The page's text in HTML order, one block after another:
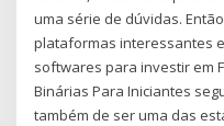
uma série de dúvidas.
plataformas interessantes
softwares para investir em
Binárias Para Iniciantes
também de ser uma das